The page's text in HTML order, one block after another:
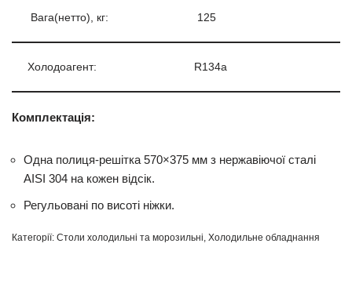
Вага(нетто), кг: 125
Холодоагент: R134a
Комплектація:
Одна полиця-решітка 570×375 мм з нержавіючої сталі
AISI 304 на кожен відсік.
Регульовані по висоті ніжки.
Категорії: Столи холодильні та морозильні, Холодильне обладнання